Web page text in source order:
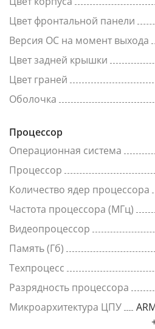
Цвет фронтальной панели
Версия ОС на момент выхода
Цвет задней крышки
Цвет граней
Оболочка
Процессор
Операционная система
Процессор
Количество ядер процессора
Частота процессора (МГц)
Видеопроцессор
Память (Гб)
Техпроцесс
Разрядность процессора
Микроархитектура ЦПУ